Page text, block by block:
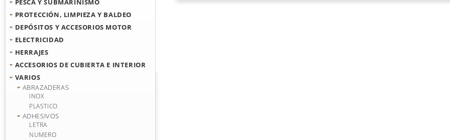
PESCA Y SUBMARINISMO
PROTECCIÓN, LIMPIEZA Y BALDEO
DEPÓSITOS Y ACCESORIOS MOTOR
ELECTRICIDAD
HERRAJES
ACCESORIOS DE CUBIERTA E INTERIOR
VARIOS
ABRAZADERAS
INOX
PLASTICO
ADHESIVOS
LETRA
NUMERO